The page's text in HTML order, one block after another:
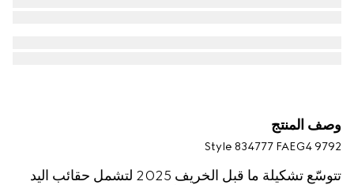
وصف المنتج
Style ‎834777 FAEG4 9792
تتوسّع تشكيلة ما قبل الخريف 2025 لتشمل حقائب اليد